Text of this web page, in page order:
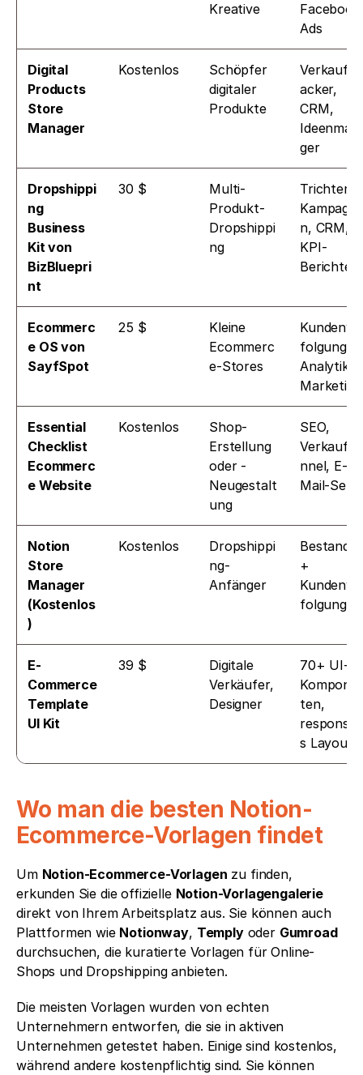
Kreative
Facebook
Ads
Digital
Products
Store
Manager
Kostenlos
Schöpfer
digitaler
Produkte
acker,
CRM,
ger
Dropshippi
ng
Business
Kit von
BizBluepri
nt
30 $
Multi-
Produkt-
Dropshippi
ng
Trichter,
n, CRM,
KPI-
Berichte
Ecommerc
e OS von
SayfSpot
25 $
Kleine
Ecommerc
e-Stores
folgung,
Analytik,
Marketing
Essential
Checklist
Ecommerc
e Website
Kostenlos
Shop-
Erstellung
oder -
Neugestalt
ung
SEO,
nnel, E-
Mail-
Notion
Store
Manager
(Kostenlos
)
Kostenlos
Dropshippi
ng-
Anfänger
Bestands-
+
folgung
E-
Commerce
Template
UI Kit
39 $
Digitale
Verkäufer,
Designer
70+ UI-
ten,
s Layout
Wo man die besten Notion-
Ecommerce-Vorlagen findet
Um Notion-Ecommerce-Vorlagen zu finden,
erkunden Sie die offizielle Notion-Vorlagengalerie
direkt von Ihrem Arbeitsplatz aus. Sie können auch
Plattformen wie Notionway, Temply oder Gumroad
durchsuchen, die kuratierte Vorlagen für Online-
Shops und Dropshipping anbieten.
Die meisten Vorlagen wurden von echten
Unternehmern entworfen, die sie in aktiven
Unternehmen getestet haben. Einige sind kostenlos,
während andere kostenpflichtig sind. Sie können